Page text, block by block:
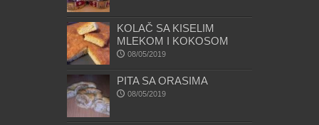
KOLAČ SA KISELIM
MLEKOM I KOKOSOM
08/05/2019
PITA SA ORASIMA
08/05/2019